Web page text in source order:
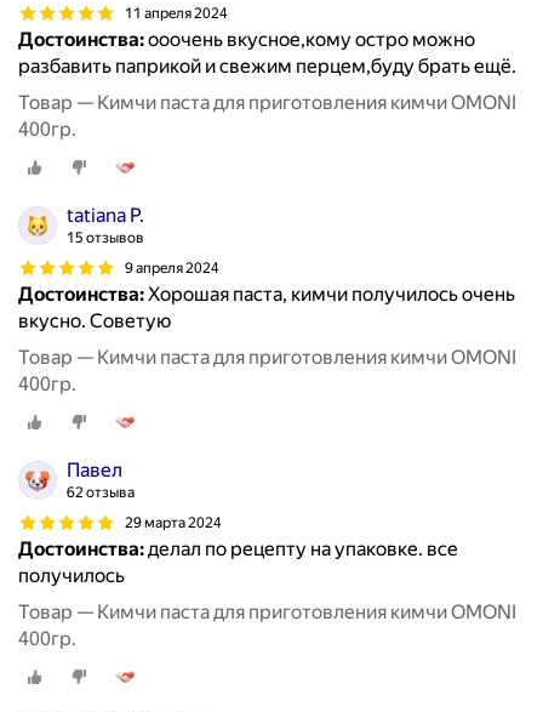
11 апреля 2024
Достоинства:ооочень вкусное,кому остро можно
разбавить паприкой и свежим перцем,буду брать ещё.
Товар — Кимчи паста для приготовления кимчи OMONI
400гр.
tatiana P.
15 отзывов
9 апреля 2024
Достоинства:Хорошая паста, кимчи получилось очень
вкусно. Советую
Товар — Кимчи паста для приготовления кимчи OMONI
400гр.
Павел
62 отзыва
29 марта 2024
Достоинства:делал по рецепту на упаковке. все
получилось
Товар — Кимчи паста для приготовления кимчи OMONI
400гр.